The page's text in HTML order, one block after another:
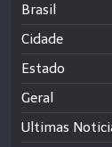
Brasil
Cidade
Estado
Geral
Ultimas